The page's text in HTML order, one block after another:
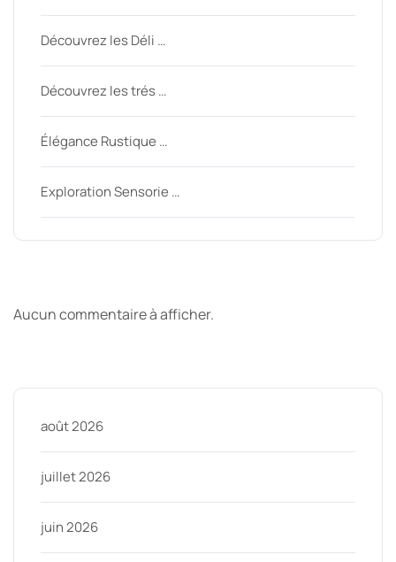
Découvrez les Déli …
Découvrez les trés …
Élégance Rustique …
Exploration Sensorie …
Aucun commentaire à afficher.
août 2026
juillet 2026
juin 2026